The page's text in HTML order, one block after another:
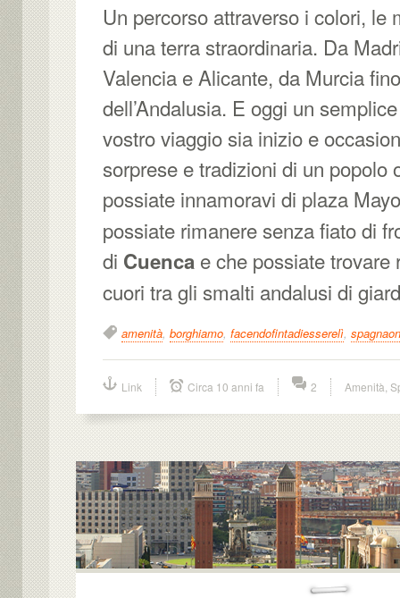
Un percorso attraverso i colori, le
di una terra straordinaria. Da
Valencia e Alicante, da Murcia
dell’Andalusia. E oggi un
vostro viaggio sia inizio e
sorprese e tradizioni di un popolo
possiate innamoravi di plaza
possiate rimanere senza fiato di
di Cuenca e che possiate trovare
cuori tra gli smalti andalusi di
amenità, borghiamo, facendofintadiesserelì,
Link Circa 10 anni fa 2 Amenità